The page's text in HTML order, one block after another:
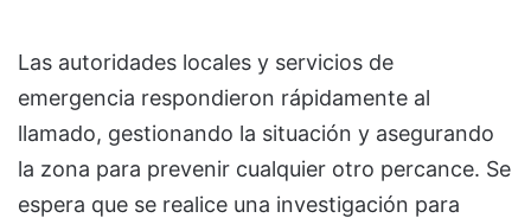
Las autoridades locales y servicios de
emergencia respondieron rápidamente al
llamado, gestionando la situación y asegurando
la zona para prevenir cualquier otro percance. Se
espera que se realice una investigación para